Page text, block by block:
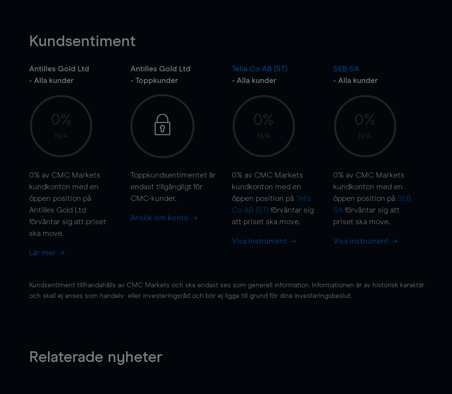
Kundsentiment
Antilles Gold Ltd
- Alla kunder
0%
N/A
0% av CMC Markets
kundkonton med en
öppen position på
Antilles Gold Ltd
förväntar sig att priset
ska move.
Lär mer
Antilles Gold Ltd
- Toppkunder
Toppkundsentimentet är
endast tillgängligt för
CMC-kunder.
Ansök om konto
Telia Co AB (ST)
- Alla kunder
0%
N/A
0% av CMC Markets
kundkonton med en
öppen position på Telia
Co AB (ST) förväntar sig
att priset ska move.
Visa instrument
SEB SA
- Alla kunder
0%
N/A
0% av CMC Markets
kundkonton med en
öppen position på SEB
SA förväntar sig att
priset ska move.
Visa instrument
Kundsentiment tillhandahålls av CMC Markets och ska endast ses som generell information. Informationen är av historisk karaktär
och skall ej anses som handels- eller investeringsråd och bör ej ligga till grund för dina investeringsbeslut.
Relaterade nyheter